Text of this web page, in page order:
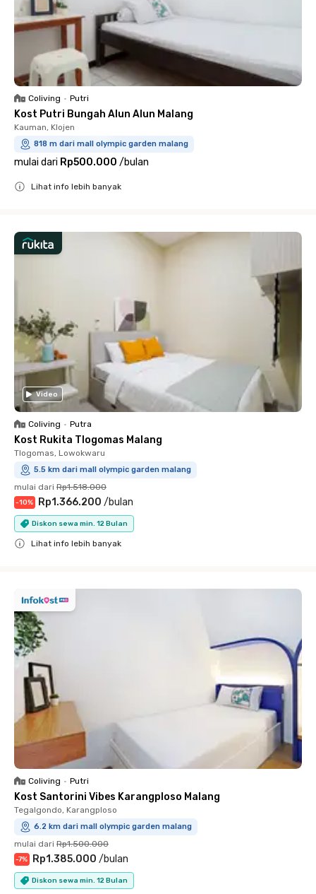
Coliving • Putri
Kost Putri Bungah Alun Alun Malang
Kauman, Klojen
818 m dari mall olympic garden malang
mulai dari Rp500.000 /bulan
Lihat info lebih banyak
Video
Coliving • Putra
Kost Rukita Tlogomas Malang
Tlogomas, Lowokwaru
5.5 km dari mall olympic garden malang
mulai dari Rp1.518.000
-10% Rp1.366.200 /bulan
Diskon sewa min. 12 Bulan
Lihat info lebih banyak
Coliving • Putri
Kost Santorini Vibes Karangploso Malang
Tegalgondo, Karangploso
6.2 km dari mall olympic garden malang
mulai dari Rp1.500.000
-7% Rp1.385.000 /bulan
Diskon sewa min. 12 Bulan